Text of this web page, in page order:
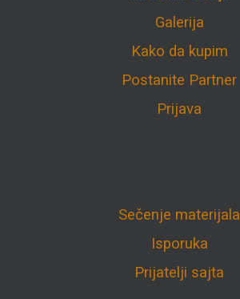
Galerija
Kako da kupim
Postanite Partner
Prijava
Sečenje materijala
Isporuka
Prijatelji sajta